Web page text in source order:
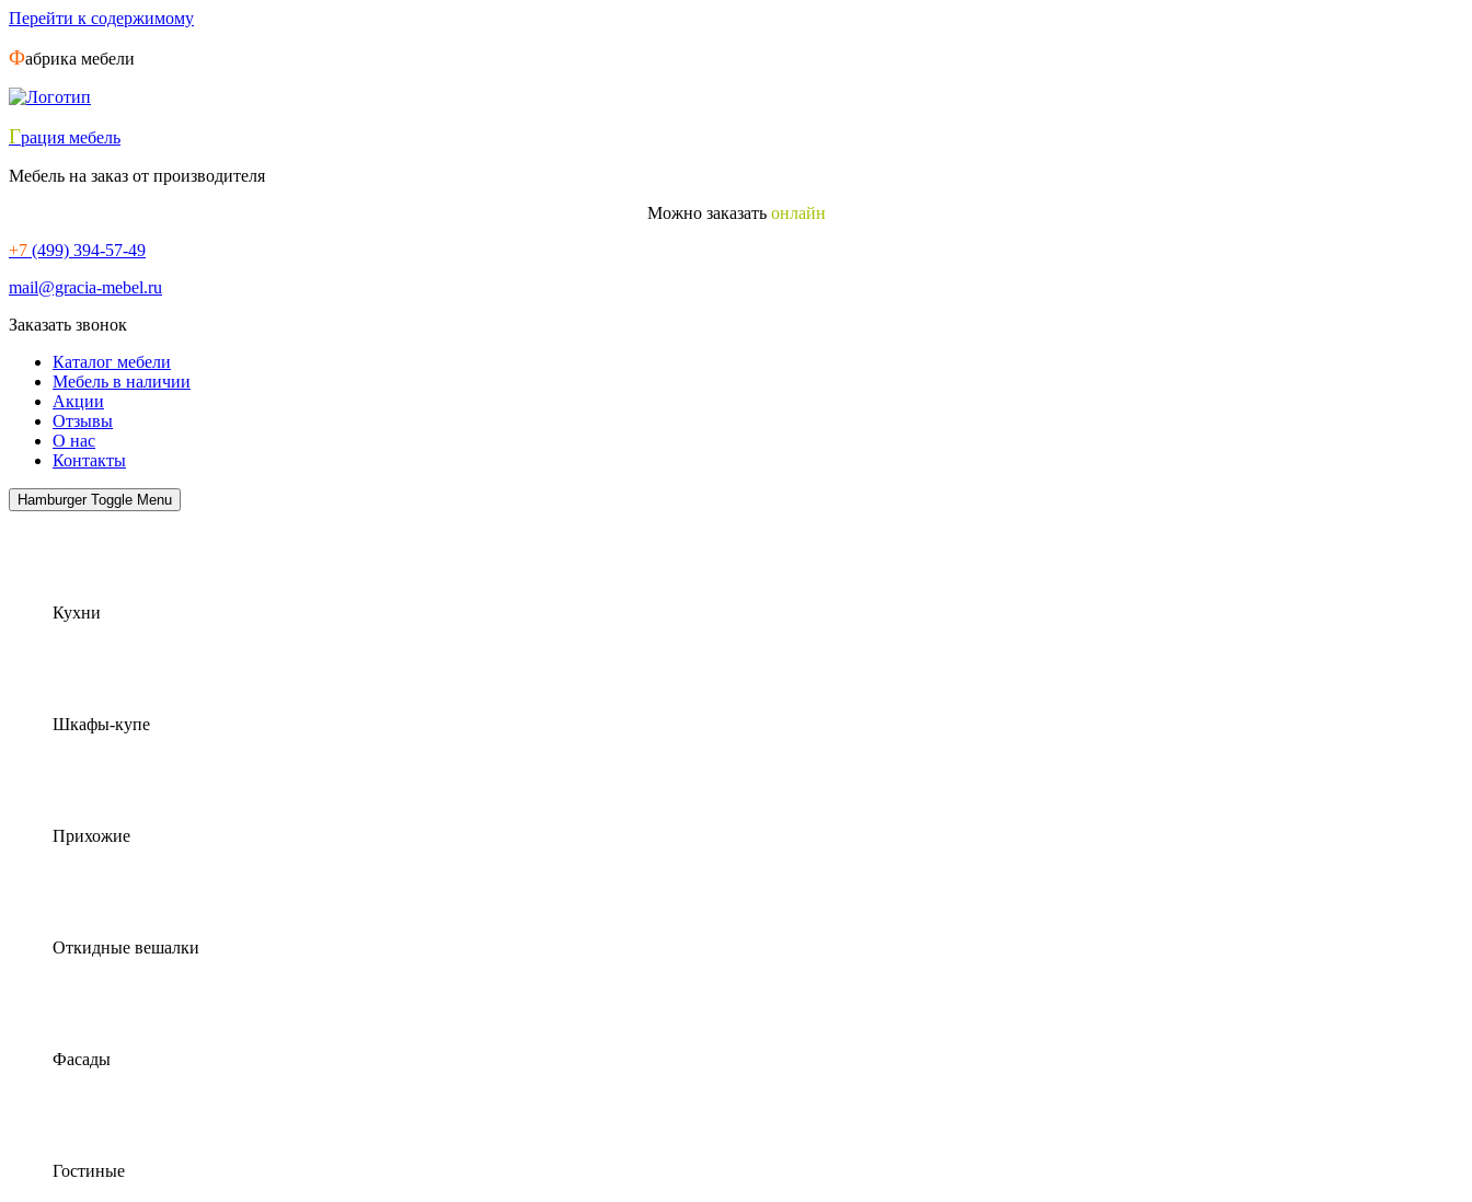
Перейти к содержимому
Фабрика мебели
Грация мебель
Мебель на заказ от производителя
Можно заказать онлайн
+7 (499) 394-57-49
mail@gracia-mebel.ru
Заказать звонок
Каталог мебели
Мебель в наличии
Акции
Отзывы
О нас
Контакты
Hamburger Toggle Menu
Кухни
Шкафы-купе
Прихожие
Откидные вешалки
Фасады
Гостиные